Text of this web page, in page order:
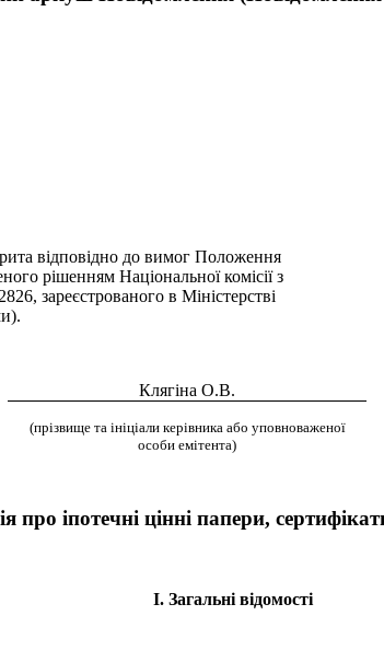
відповідно до вимог Положення
рішенням Національної комісії з
зареєстрованого в Міністерстві
Клягіна О.В.
(прізвище та ініціали керівника або уповноваженої
особи емітента)
про іпотечні цінні папери,
І. Загальні відомості